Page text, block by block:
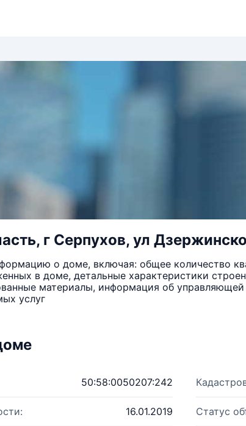
г Серпухов, ул
о доме, включая: общее количество
в доме, детальные характеристики
материалы, информация об
услуг
50:58:0050207:242
16.01.2019 Статус